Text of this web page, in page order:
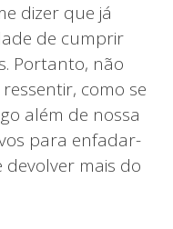
dizer que já
de cumprir
Portanto, não
como se
além de nossa
para enfadar-
devolver mais do